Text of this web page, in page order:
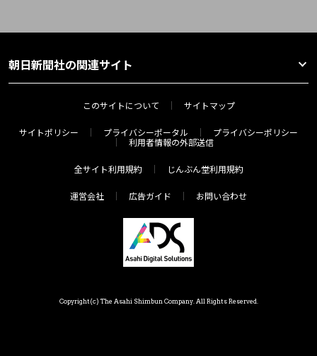
朝日新聞社の関連サイト
このサイトについて サイトマップ
サイトポリシー プライバシーポータル
プライバシーポリシー
利用者情報の外部送信
全サイト利用規約 じんぶん堂利用規約
運営会社 広告ガイド お問い合わせ
Copyright(c) The Asahi Shimbun Company. All Rights Reserved.